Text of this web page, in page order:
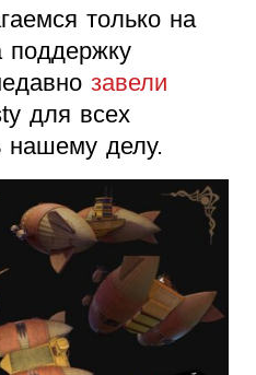
только на
поддержку
завели
для всех
делу.